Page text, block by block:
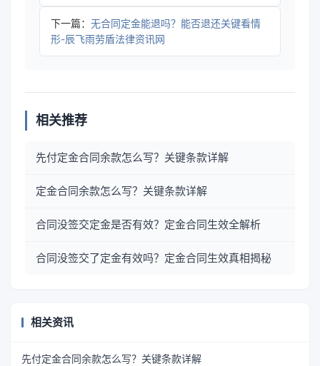
下一篇： 无合同定金能退吗？能否退还关键看情
形-辰飞雨劳盾法律资讯网
相关推荐
先付定金合同余款怎么写？关键条款详解
定金合同余款怎么写？关键条款详解
合同没签交定金是否有效？定金合同生效全解析
合同没签交了定金有效吗？定金合同生效真相揭秘
相关资讯
先付定金合同余款怎么写？关键条款详解